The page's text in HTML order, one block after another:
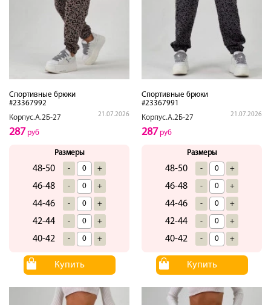
Спортивные брюки
#23367992
Корпус.А.2Б-27
21.07.2026
287 руб
Размеры
48-50 - +
46-48 - +
44-46 - +
42-44 - +
40-42 - +
Купить
Спортивные брюки
#23367991
Корпус.А.2Б-27
21.07.2026
287 руб
Размеры
48-50 - +
46-48 - +
44-46 - +
42-44 - +
40-42 - +
Купить